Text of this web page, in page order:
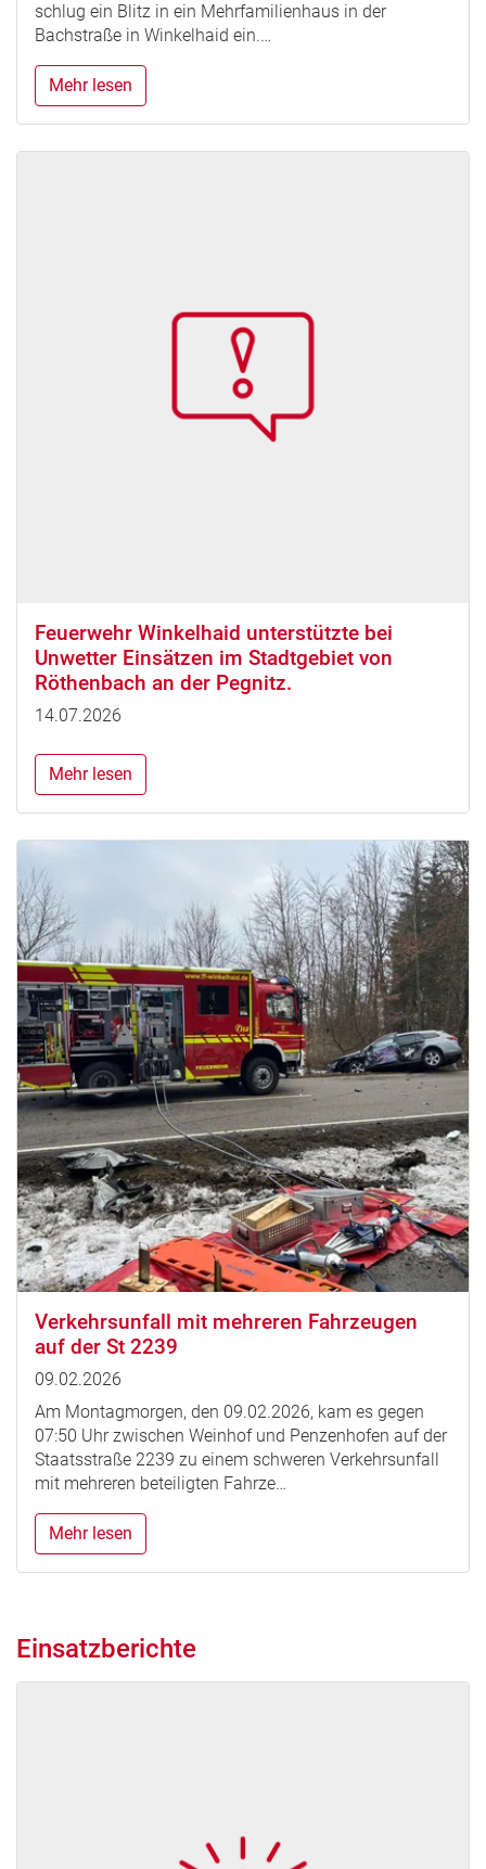
schlug ein Blitz in ein Mehrfamilienhaus in der
Bachstraße in Winkelhaid ein.…
Mehr lesen
Feuerwehr Winkelhaid unterstützte bei
Unwetter Einsätzen im Stadtgebiet von
Röthenbach an der Pegnitz.
14.07.2026
Mehr lesen
Verkehrsunfall mit mehreren Fahrzeugen
auf der St 2239
09.02.2026
Am Montagmorgen, den 09.02.2026, kam es gegen
07:50 Uhr zwischen Weinhof und Penzenhofen auf der
Staatsstraße 2239 zu einem schweren Verkehrsunfall
mit mehreren beteiligten Fahrze…
Mehr lesen
Einsatzberichte